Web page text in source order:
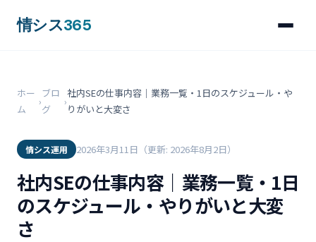
情シス365
ホー
ム
›
ブロ
グ
›
社内SEの仕事内容｜業務一覧・1日のスケジュール・や
りがいと大変さ
情シス運用 2026年3月11日 （更新: 2026年8月2日）
社内SEの仕事内容｜業務一覧・1日
のスケジュール・やりがいと大変
さ